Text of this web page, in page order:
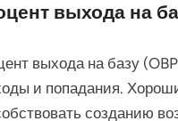
выхода на
выхода на базу
и попадания.
созданию